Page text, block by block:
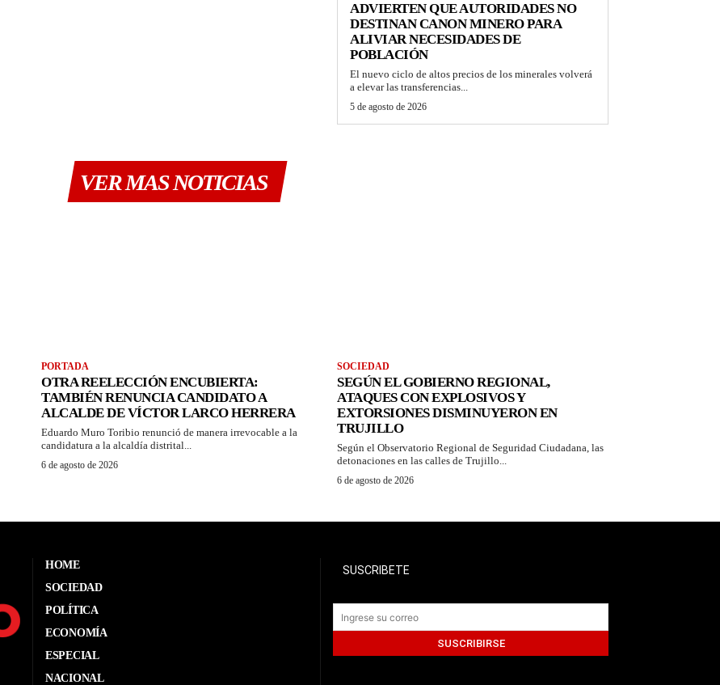
ADVIERTEN QUE AUTORIDADES NO
DESTINAN CANON MINERO PARA
ALIVIAR NECESIDADES DE
POBLACIÓN
El nuevo ciclo de altos precios de los minerales volverá
a elevar las transferencias...
5 de agosto de 2026
VER MAS NOTICIAS
PORTADA
OTRA REELECCIÓN ENCUBIERTA:
TAMBIÉN RENUNCIA CANDIDATO A
ALCALDE DE VÍCTOR LARCO HERRERA
Eduardo Muro Toribio renunció de manera irrevocable a la
candidatura a la alcaldía distrital...
6 de agosto de 2026
SOCIEDAD
SEGÚN EL GOBIERNO REGIONAL,
ATAQUES CON EXPLOSIVOS Y
EXTORSIONES DISMINUYERON EN
TRUJILLO
Según el Observatorio Regional de Seguridad Ciudadana, las
detonaciones en las calles de Trujillo...
6 de agosto de 2026
HOME
SOCIEDAD
POLÍTICA
ECONOMÍA
ESPECIAL
NACIONAL
SUSCRIBETE